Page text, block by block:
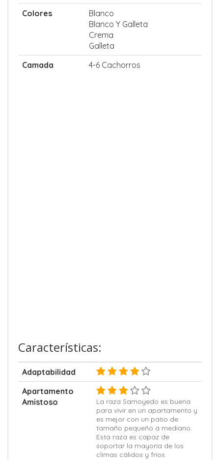
Colores
Blanco
Blanco Y Galleta
Crema
Galleta
Camada
4-6 Cachorros
Características:
Adaptabilidad
Apartamento
Amistoso
La raza Samoyedo es buena
para vivir en un apartamento y
es mejor con un patio de
tamaño pequeño a mediano.
Esta raza es capaz de
soportar la mayoría de los
climas cálidos y fríos.